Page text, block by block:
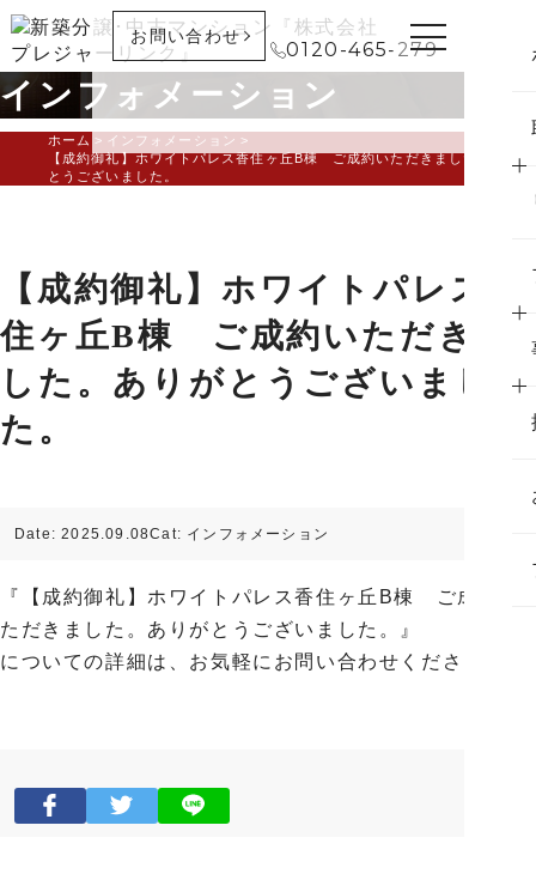
お問い合わせ
0120-465-279
インフォメーション
ホーム
インフォメーション
【成約御礼】ホワイトパレス香住ヶ丘B棟 ご成約いただきました。ありが
とうございました。
【成約御礼】ホワイトパレス香
住ヶ丘B棟 ご成約いただきま
した。ありがとうございまし
た。
Date: 2025.09.08Cat: インフォメーション
『【成約御礼】ホワイトパレス香住ヶ丘B棟 ご成約い
ただきました。ありがとうございました。』
についての詳細は、お気軽にお問い合わせください。